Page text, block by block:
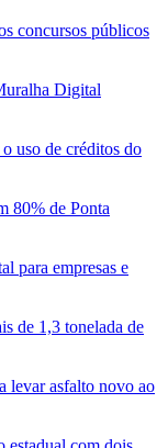
concursos públicos
Digital
uso de créditos do
80% de Ponta
para empresas e
de 1,3 tonelada de
levar asfalto novo ao